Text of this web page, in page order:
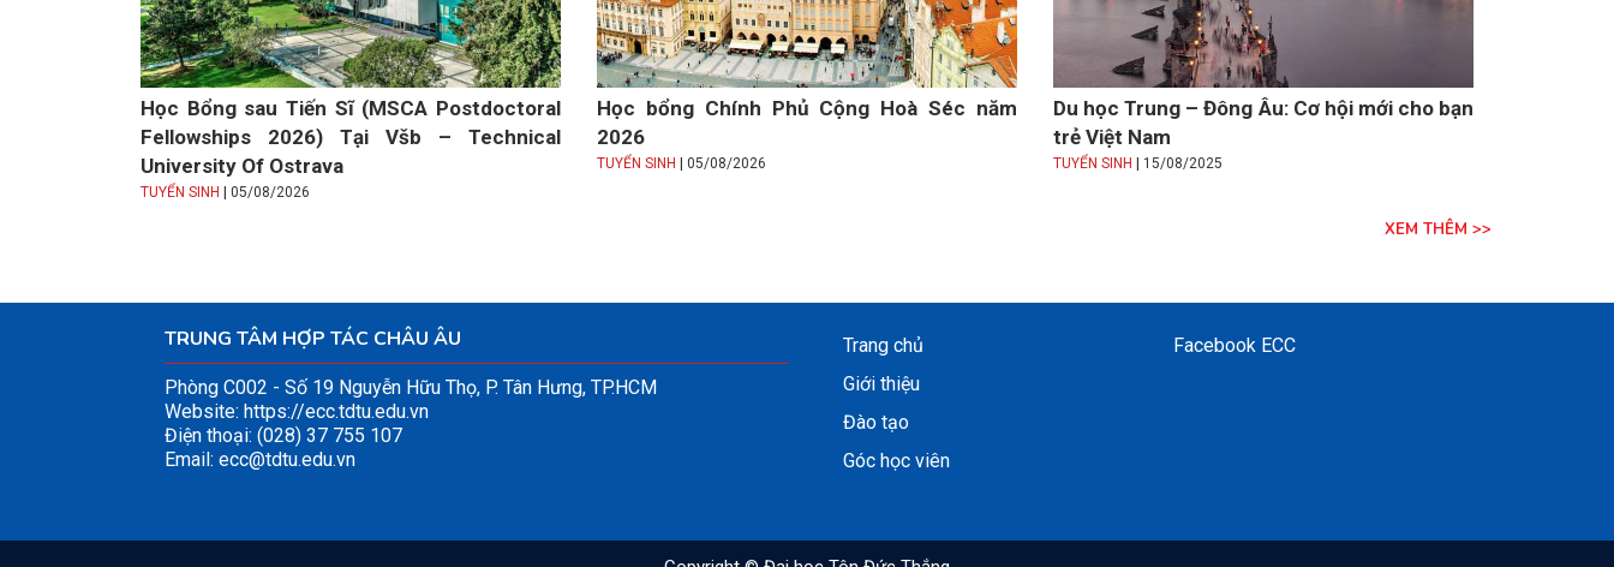
Học Bổng sau Tiến Sĩ (MSCA Postdoctoral
Fellowships 2026) Tại Všb – Technical
University Of Ostrava
TUYỂN SINH | 05/08/2026
Học bổng Chính Phủ Cộng Hoà Séc năm
2026
TUYỂN SINH | 05/08/2026
Du học Trung – Đông Âu: Cơ hội mới cho bạn
trẻ Việt Nam
TUYỂN SINH | 15/08/2025
XEM THÊM >>
TRUNG TÂM HỢP TÁC CHÂU ÂU
Phòng C002 - Số 19 Nguyễn Hữu Thọ, P. Tân Hưng, TP.HCM
Website: https://ecc.tdtu.edu.vn
Điện thoại: (028) 37 755 107
Email: ecc@tdtu.edu.vn
Trang chủ
Giới thiệu
Đào tạo
Góc học viên
Facebook ECC